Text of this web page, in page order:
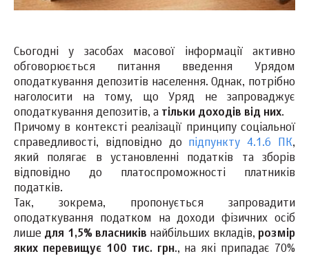
Сьогодні у засобах масової інформації активно
обговорюється питання введення Урядом
оподаткування депозитів населення. Однак, потрібно
наголосити на тому, що Уряд не запроваджує
оподаткування депозитів, а тільки доходів від них.
Причому в контексті реалізації принципу соціальної
справедливості, відповідно до підпункту 4.1.6 ПК,
який полягає в установленні податків та зборів
відповідно до платоспроможності платників
податків.
Так, зокрема, пропонується запровадити
оподаткування податком на доходи фізичних осіб
лише для 1,5% власників найбільших вкладів, розмір
яких перевищує 100 тис. грн., на які припадає 70%